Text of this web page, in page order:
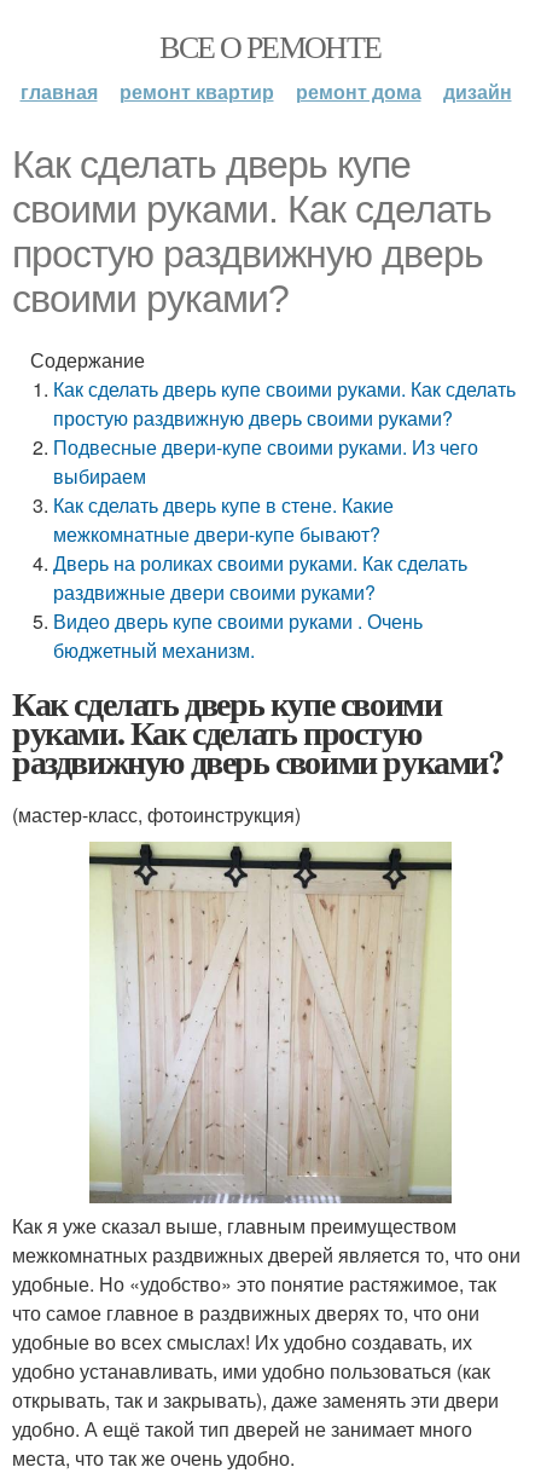
ВСЕ О РЕМОНТЕ
главная ремонт квартир ремонт дома дизайн
Как сделать дверь купе
своими руками. Как сделать
простую раздвижную дверь
своими руками?
Содержание
Как сделать дверь купе своими руками. Как сделать
простую раздвижную дверь своими руками?
Подвесные двери-купе своими руками. Из чего
выбираем
Как сделать дверь купе в стене. Какие
межкомнатные двери-купе бывают?
Дверь на роликах своими руками. Как сделать
раздвижные двери своими руками?
Видео дверь купе своими руками . Очень
бюджетный механизм.
Как сделать дверь купе своими
руками. Как сделать простую
раздвижную дверь своими руками?
(мастер-класс, фотоинструкция)
Как я уже сказал выше, главным преимуществом
межкомнатных раздвижных дверей является то, что они
удобные. Но «удобство» это понятие растяжимое, так
что самое главное в раздвижных дверях то, что они
удобные во всех смыслах! Их удобно создавать, их
удобно устанавливать, ими удобно пользоваться (как
открывать, так и закрывать), даже заменять эти двери
удобно. А ещё такой тип дверей не занимает много
места, что так же очень удобно.